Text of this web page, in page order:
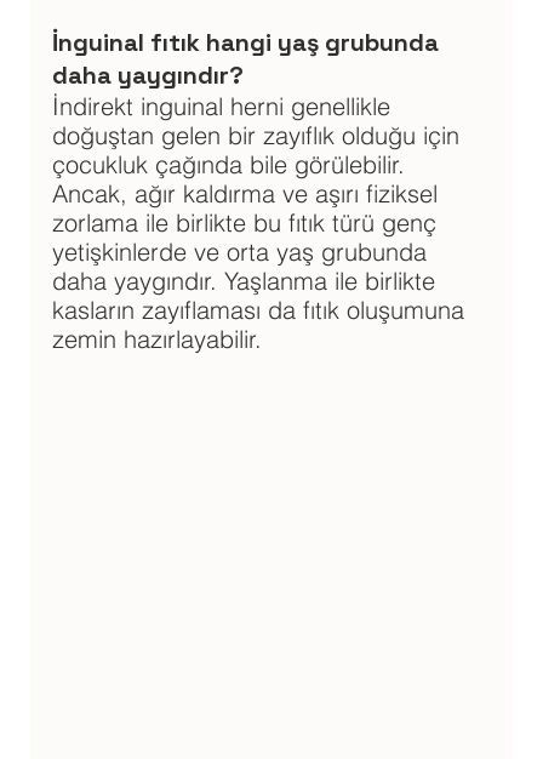
İnguinal fıtık hangi yaş grubunda
daha yaygındır?
İndirekt inguinal herni genellikle
doğuştan gelen bir zayıflık olduğu için
çocukluk çağında bile görülebilir.
Ancak, ağır kaldırma ve aşırı fiziksel
zorlama ile birlikte bu fıtık türü genç
yetişkinlerde ve orta yaş grubunda
daha yaygındır. Yaşlanma ile birlikte
kasların zayıflaması da fıtık oluşumuna
zemin hazırlayabilir.